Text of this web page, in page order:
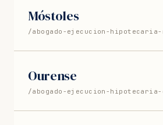
Móstoles
/abogado-ejecucion-hipotecaria-
Ourense
/abogado-ejecucion-hipotecaria-